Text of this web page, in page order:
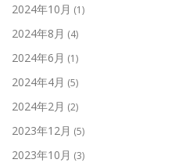
2024年10月 (1)
2024年8月 (4)
2024年6月 (1)
2024年4月 (5)
2024年2月 (2)
2023年12月 (5)
2023年10月 (3)